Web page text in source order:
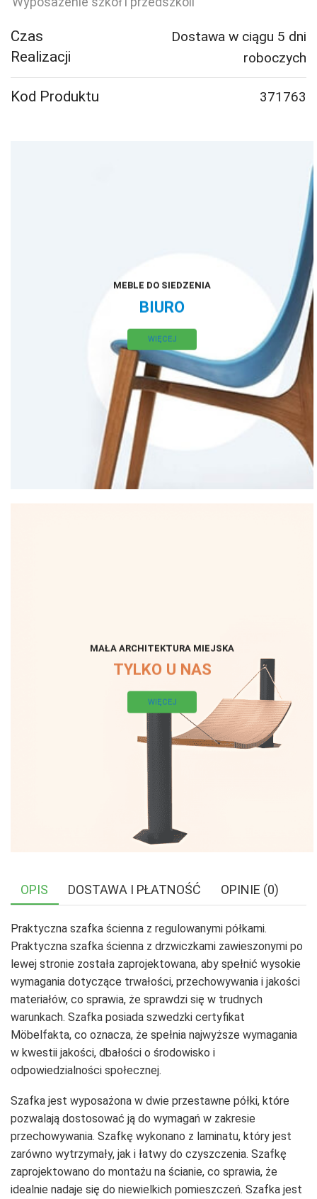
Czas
Realizacji
Dostawa w ciągu 5 dni
roboczych
Kod Produktu 371763
MEBLE DO SIEDZENIA
BIURO
WIĘCEJ
MAŁA ARCHITEKTURA MIEJSKA
TYLKO U NAS
WIĘCEJ
OPIS DOSTAWA I PŁATNOŚĆ OPINIE (0)
Praktyczna szafka ścienna z regulowanymi półkami.
Praktyczna szafka ścienna z drzwiczkami zawieszonymi po
lewej stronie została zaprojektowana, aby spełnić wysokie
wymagania dotyczące trwałości, przechowywania i jakości
materiałów, co sprawia, że sprawdzi się w trudnych
warunkach. Szafka posiada szwedzki certyfikat
Möbelfakta, co oznacza, że spełnia najwyższe wymagania
w kwestii jakości, dbałości o środowisko i
odpowiedzialności społecznej.
Szafka jest wyposażona w dwie przestawne półki, które
pozwalają dostosować ją do wymagań w zakresie
przechowywania. Szafkę wykonano z laminatu, który jest
zarówno wytrzymały, jak i łatwy do czyszczenia. Szafkę
zaprojektowano do montażu na ścianie, co sprawia, że
idealnie nadaje się do niewielkich pomieszczeń. Szafka jest